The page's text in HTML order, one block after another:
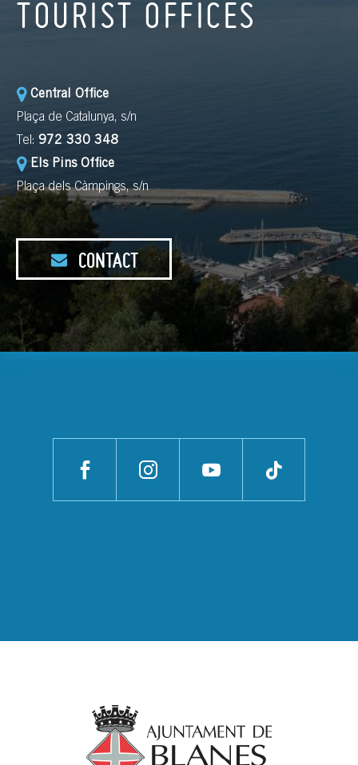
TOURIST OFFICES
Central Office
Plaça de Catalunya, s/n
Tel: 972 330 348
Els Pins Office
Plaça dels Càmpings, s/n
CONTACT